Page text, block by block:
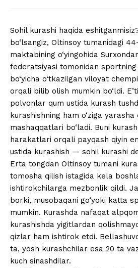
Sohil kurashi haqida
bo‘lsangiz, Oltinsoy tumanidagi
maktabining o‘yingohida
federatsiyasi tomonidan
bo‘yicha o‘tkazilgan viloyat
orqali bilib olish mumkin bo‘ldi.
polvonlar qum ustida kurash
kurashishning ham o‘ziga
mashaqqatlari bo‘ladi. Buni
harakatlari orqali payqash qiyin
ustida kurashish — sohil kurashi
Erta tongdan Oltinsoy tumani
tomosha qilish istagida kela
ishtirokchilarga mezbonlik qildi.
borki, musobaqani go‘yoki katta
mumkin. Kurashda nafaqat
kurashishda yigitlardan
qizlar ham ishtirok etdi.
ta, yosh kurashchilar esa 20 ta
kuch sinashdilar.